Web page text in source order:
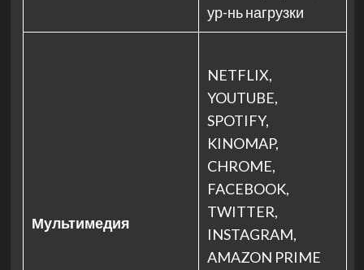
ур-нь нагрузки
Мультимедия
NETFLIX,
YOUTUBE,
SPOTIFY,
KINOMAP,
CHROME,
FACEBOOK,
TWITTER,
INSTAGRAM,
AMAZON PRIME